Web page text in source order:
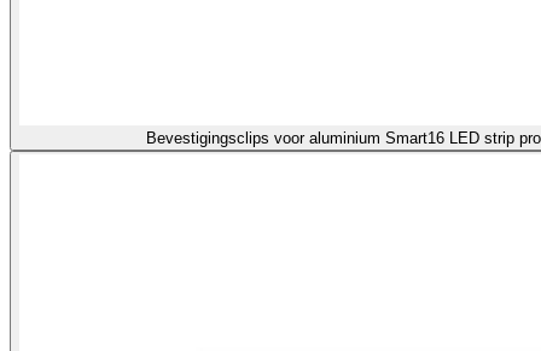
Bevestigingsclips voor aluminium Smart16 LED strip